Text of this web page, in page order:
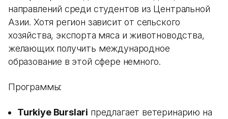
направлений среди студентов из Центральной
Азии. Хотя регион зависит от сельского
хозяйства, экспорта мяса и животноводства,
желающих получить международное
образование в этой сфере немного.
Программы:
Turkiye Burslari предлагает ветеринарию на